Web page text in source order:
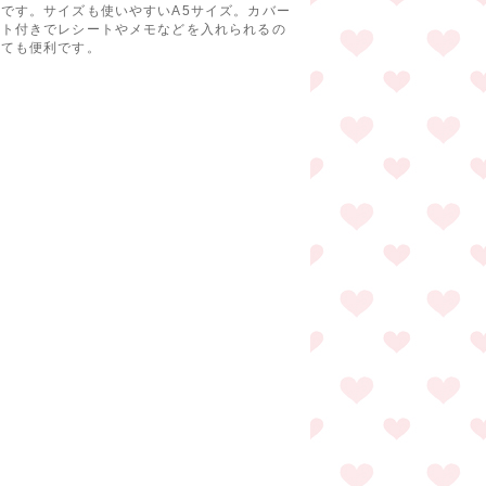
す。サイズも使いやすいA5サイズ。カバー
付きでレシートやメモなどを入れられるの
も便利です。